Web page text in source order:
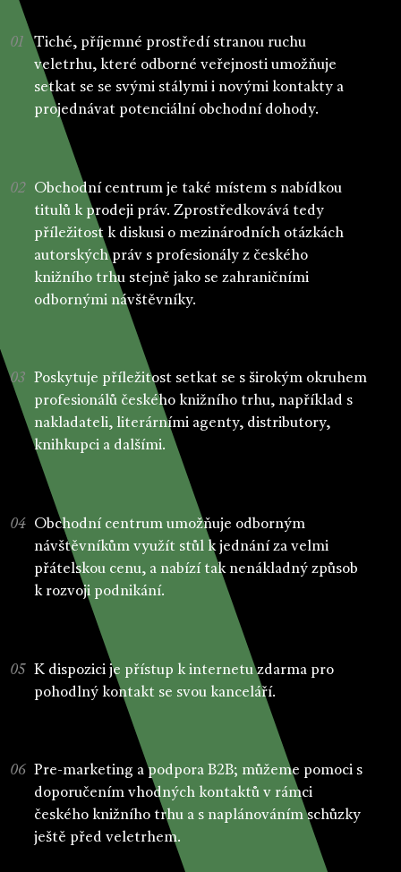
Tiché, příjemné prostředí stranou ruchu
veletrhu, které odborné veřejnosti umožňuje
setkat se se svými stálymi i novými kontakty a
projednávat potenciální obchodní dohody.
Obchodní centrum je také místem s nabídkou
titulů k prodeji práv. Zprostředkovává tedy
příležitost k diskusi o mezinárodních otázkách
autorských práv s profesionály z českého
knižního trhu stejně jako se zahraničními
odbornými návštěvníky.
Poskytuje příležitost setkat se s širokým okruhem
profesionálů českého knižního trhu, například s
nakladateli, literárními agenty, distributory,
knihkupci a dalšími.
Obchodní centrum umožňuje odborným
návštěvníkům využít stůl k jednání za velmi
přátelskou cenu, a nabízí tak nenákladný způsob
k rozvoji podnikání.
K dispozici je přístup k internetu zdarma pro
pohodlný kontakt se svou kanceláří.
Pre-marketing a podpora B2B; můžeme pomoci s
doporučením vhodných kontaktů v rámci
českého knižního trhu a s naplánováním schůzky
ještě před veletrhem.